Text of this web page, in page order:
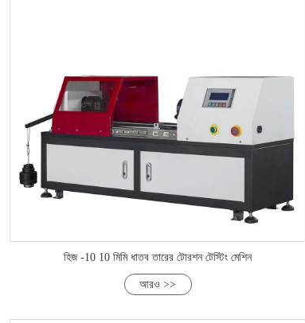
হিজ -10 10 মিমি ধাতব তারের টোরশন টেস্টিং মেশিন
আরও >>